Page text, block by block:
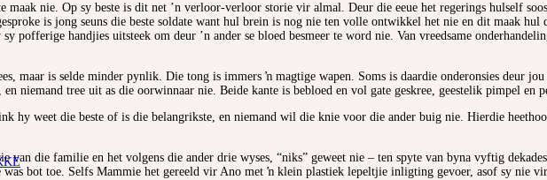
nie. Op sy beste is dit net ’n verloor-verloor storie vir almal. Deur die eeue het regerings hulself
is jong seuns die beste soldate want hul brein is nog nie ten volle ontwikkel het nie en dit maak hul
handjies uitsteek om deur ’n ander se bloed besmeer te word nie. Van vreedsame
maar is selde minder pynlik. Die tong is immers ŉ magtige wapen. Soms is daardie onderonsies deur
niemand tree uit as die oorwinnaar nie. Beide kante is bebloed en vol gate geskree, geestelik pimpel en
hy weet die beste of is die belangrikste, en niemand wil die knie voor die ander buig nie. Hierdie
van die familie en het volgens die ander drie wyses, “niks” geweet nie – ten spyte van byna vyftig
was bot toe. Selfs Mammie het gereeld vir Ano met ŉ klein plastiek lepeltjie inligting gevoer, asof sy nie